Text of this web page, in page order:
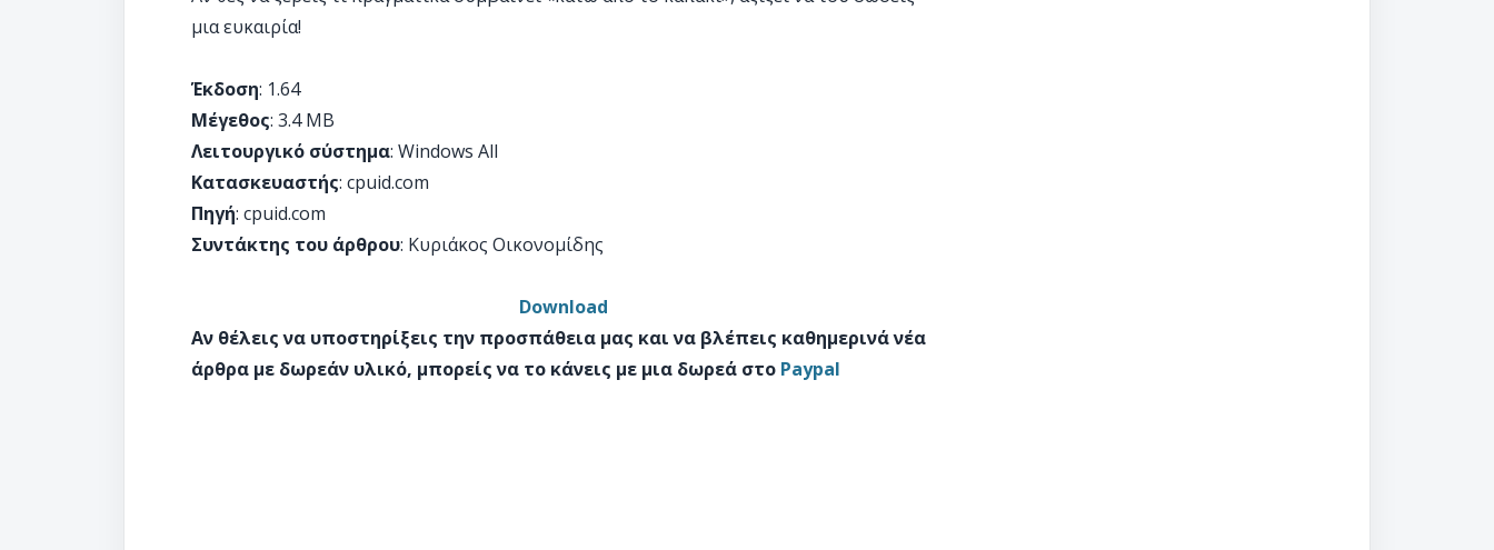
μια ευκαιρία!
Έκδοση: 1.64
Μέγεθος: 3.4 MB
Λειτουργικό σύστημα: Windows All
Κατασκευαστής: cpuid.com
Πηγή: cpuid.com
Συντάκτης του άρθρου: Κυριάκος Οικονομίδης
Download
Αν θέλεις να υποστηρίξεις την προσπάθεια μας και να βλέπεις καθημερινά νέα
άρθρα με δωρεάν υλικό, μπορείς να το κάνεις με μια δωρεά στο Paypal